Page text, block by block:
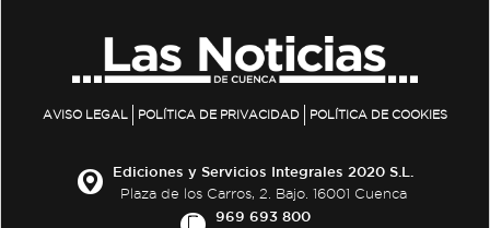
AVISO LEGAL POLÍTICA DE PRIVACIDAD POLÍTICA DE COOKIES
Ediciones y Servicios Integrales 2020 S.L.
Plaza de los Carros, 2. Bajo. 16001 Cuenca
969 693 800